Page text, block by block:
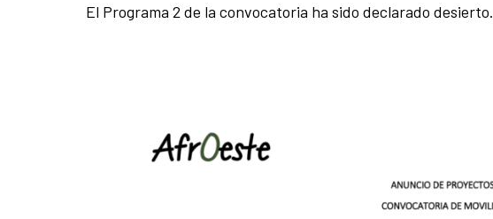
El Programa 2 de la convocatoria ha sido declarado desierto.